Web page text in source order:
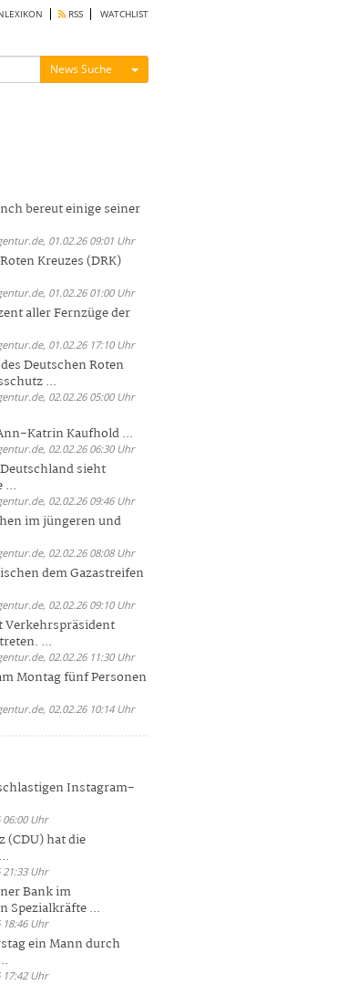
RSS WATCHLIST
News Suche Menü ein-/ausblenden
bereut einige seiner
01.02.26 09:01 Uhr
Kreuzes (DRK)
01.02.26 01:00 Uhr
aller Fernzüge der
01.02.26 17:10 Uhr
Deutschen Roten
...
02.02.26 05:00 Uhr
Katrin Kaufhold ...
02.02.26 06:30 Uhr
sieht
...
02.02.26 09:46 Uhr
im jüngeren und
02.02.26 08:08 Uhr
dem Gazastreifen
02.02.26 09:10 Uhr
Verkehrspräsident
...
02.02.26 11:30 Uhr
Montag fünf Personen
02.02.26 10:14 Uhr
Instagram-
Uhr
(CDU) hat die
Uhr
Bank im
Spezialkräfte ...
Uhr
ein Mann durch
Uhr